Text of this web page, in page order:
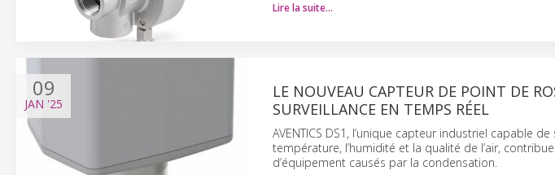
Lire la suite…
09
JAN '25
LE NOUVEAU CAPTEUR DE POINT DE
SURVEILLANCE EN TEMPS RÉEL
AVENTICS DS1, l’unique capteur industriel capable
température, l’humidité et la qualité de l’air,
d’équipement causés par la condensation.